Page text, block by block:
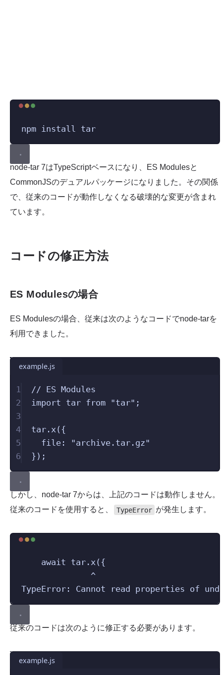
npm install tar
node-tar 7はTypeScriptベースになり、ES Modulesと
CommonJSのデュアルパッケージになりました。その関係
で、従来のコードが動作しなくなる破壊的な変更が含まれ
ています。
コードの修正方法
ES Modulesの場合
ES Modulesの場合、従来は次のようなコードでnode-tarを
利用できました。
example.js
1
// ES Modules
2
import tar from "tar" ;
3
4
tar . x ({
5
file : "archive.tar.gz"
6
});
しかし、node-tar 7からは、上記のコードは動作しません。
従来のコードを使用すると、
TypeError が発生します。
await tar.x({
^
TypeError: Cannot read properties of
従来のコードは次のように修正する必要があります。
example.js